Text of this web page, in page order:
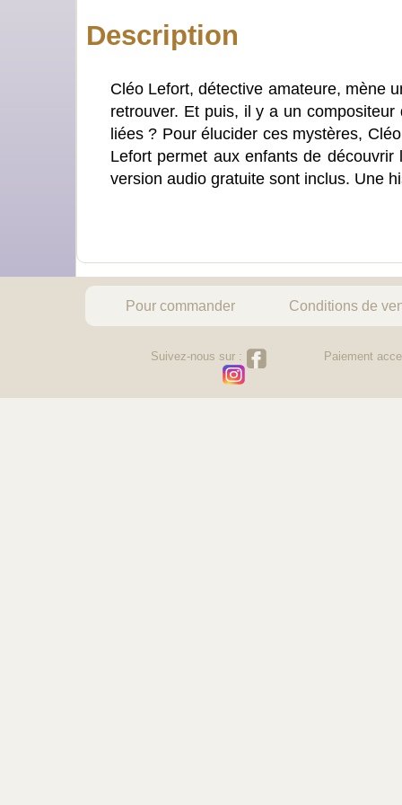
Description
Cléo Lefort, détective amateure, mène
retrouver. Et puis, il y a un
liées ? Pour élucider ces mystères,
Lefort permet aux enfants de
version audio gratuite sont inclus. Une
Pour commander Conditions de
Suivez-nous sur : Paiement